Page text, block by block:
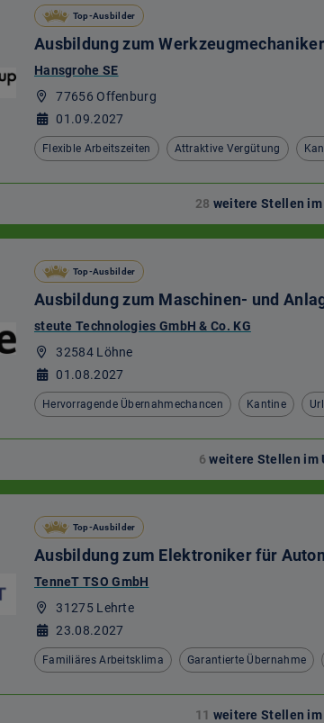
Top-Ausbilder
Ausbildung zum
Hansgrohe SE
77656 Offenburg
01.09.2027
Flexible Arbeitszeiten Attraktive Vergütung
28 weitere Stellen im
Top-Ausbilder
Ausbildung zum Maschinen- und
steute Technologies GmbH & Co. KG
32584 Löhne
01.08.2027
Hervorragende Übernahmechancen Kantine
6 weitere Stellen im
Top-Ausbilder
Ausbildung zum Elektroniker für
TenneT TSO GmbH
31275 Lehrte
23.08.2027
Familiäres Arbeitsklima Garantierte Übernahme
11 weitere Stellen im